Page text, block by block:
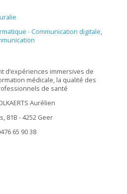
- Communication digitale,
d’expériences immersives de
médicale, la qualité des
de santé
Aurélien
81B - 4252 Geer
65 90 38